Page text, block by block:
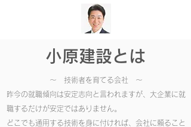
​小原建設とは
​～ 技術者を育てる会社 ～
昨今の就職傾向は安定志向と言われますが、大企業に就
職するだけが安定ではありません。
どこでも通用する技術を身に付ければ、会社に頼ること